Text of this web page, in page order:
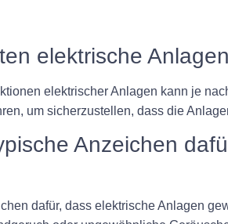
elektrische
elektrischer Anlagen kann je
um sicherzustellen, dass die
Anzeichen
dafür, dass elektrische Anlagen